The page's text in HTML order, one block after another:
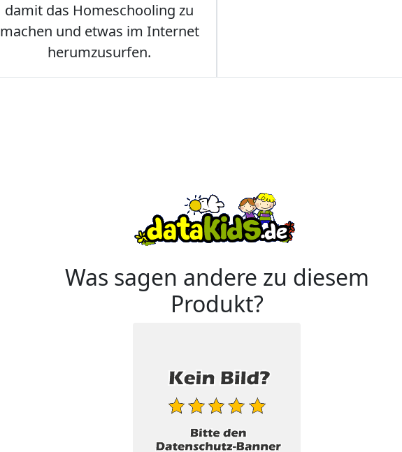
damit das Homeschooling zu
machen und etwas im Internet
herumzusurfen.
Was sagen andere zu diesem
Produkt?